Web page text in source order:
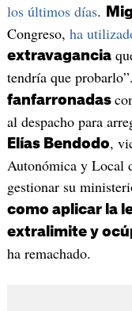
los últimos días.
Congreso, ha
extravagancia
tendría que
fanfarronadas
al despacho para
Elías Bendodo,
Autonómica y Local
gestionar su
como aplicar la
extralimite y
ha remachado.